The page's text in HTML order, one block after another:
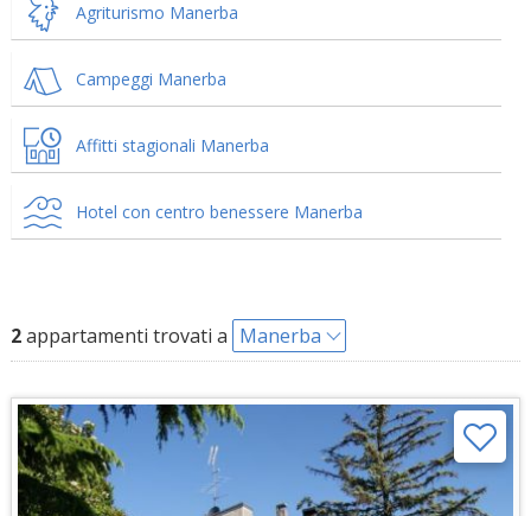
Agriturismo Manerba
Campeggi Manerba
Affitti stagionali Manerba
Hotel con centro benessere Manerba
2appartamenti trovati a Manerba